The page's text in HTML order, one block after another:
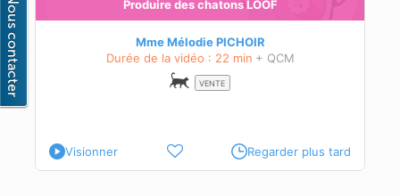
Produire des chatons LOOF
Mme Mélodie PICHOIR
Durée de la vidéo : 22 min + QCM
VENTE
Visionner Regarder plus tard